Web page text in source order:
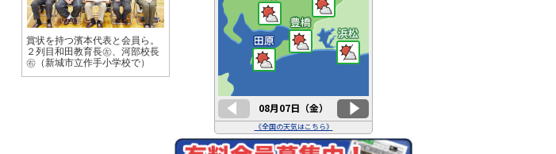
賞状を持つ濱本代表と会員ら。
２列目和田教育長㊧、河部校長
㊨（新城市立作手小学校で）